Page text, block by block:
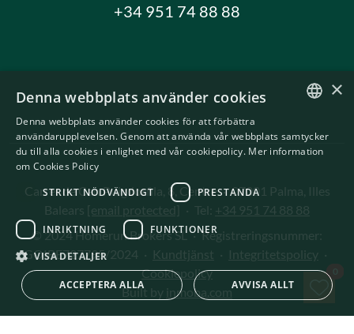
+34 951 74 88 88
Carrer de Can Puigdorfila, 8, Centre · 07001 Palma, Illes
Balears [email protected] · Tel: +34 951 74 88 88
© 2024 Homerun Brokers SL · Registreringsnummer:
GOIBE727795/2024 · Kundtjänst · Integritetspolicy ·
Cookiepolicy
Built by inmoba.com
ENGLISH
SWEDISH
×
Denna webbplats använder cookies
Denna webbplats använder cookies för att förbättra
användarupplevelsen. Genom att använda vår webbplats samtycker
du till alla cookies i enlighet med vår cookiepolicy. Mer information
om Cookies Policy
STRIKT NÖDVÄNDIGT
PRESTANDA
INRIKTNING FUNKTIONER
VISA DETALJER
ACCEPTERA ALLA AVVISA ALLT